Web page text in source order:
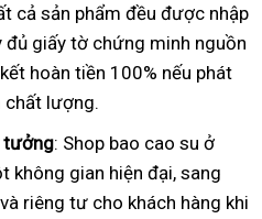
cả sản phẩm đều được nhập
đủ giấy tờ chứng minh nguồn
hoàn tiền 100% nếu phát
chất lượng.
tưởng: Shop bao cao su ở
không gian hiện đại, sang
riêng tư cho khách hàng khi